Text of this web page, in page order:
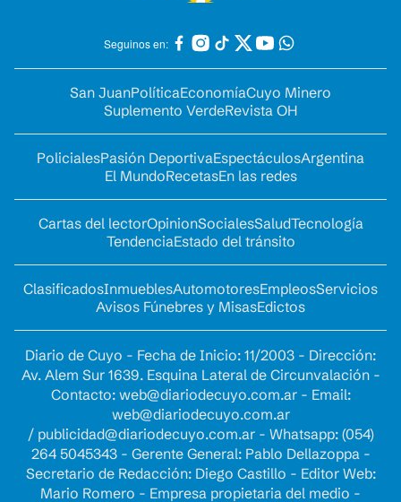
Seguinos en:
San JuanPolíticaEconomíaCuyo Minero
Suplemento VerdeRevista OH
PolicialesPasión DeportivaEspectáculosArgentina
El MundoRecetasEn las redes
Cartas del lectorOpinionSocialesSaludTecnología
TendenciaEstado del tránsito
ClasificadosInmueblesAutomotoresEmpleosServicios
Avisos Fúnebres y MisasEdictos
Diario de Cuyo - Fecha de Inicio: 11/2003 - Dirección:
Av. Alem Sur 1639. Esquina Lateral de Circunvalación -
Contacto: web@diariodecuyo.com.ar- Email:
web@diariodecuyo.com.ar
/ publicidad@diariodecuyo.com.ar- Whatsapp: (054)
264 5045343 - Gerente General: Pablo Dellazoppa -
Secretario de Redacción: Diego Castillo - Editor Web:
Mario Romero - Empresa propietaria del medio -